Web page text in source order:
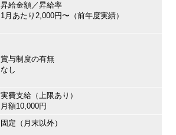
昇給金額／昇給率
1月あたり2,000円〜（前年度実績）
賞与制度の有無
なし
実費支給（上限あり）
月額10,000円
固定（月末以外）